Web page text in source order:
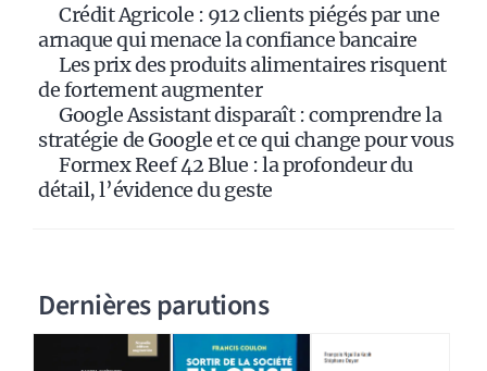
Crédit Agricole : 912 clients piégés par une
arnaque qui menace la confiance bancaire
Les prix des produits alimentaires risquent
de fortement augmenter
Google Assistant disparaît : comprendre la
stratégie de Google et ce qui change pour vous
Formex Reef 42 Blue : la profondeur du
détail, l’évidence du geste
Dernières parutions